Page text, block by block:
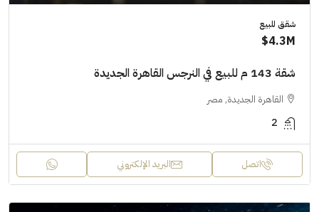
شقق للبيع
4.3M$
شقة 143 م للبيع في النرجس القاهرة الجديدة
القاهرة الجديدة, مصر
2
اتصل البريد الإلكتروني